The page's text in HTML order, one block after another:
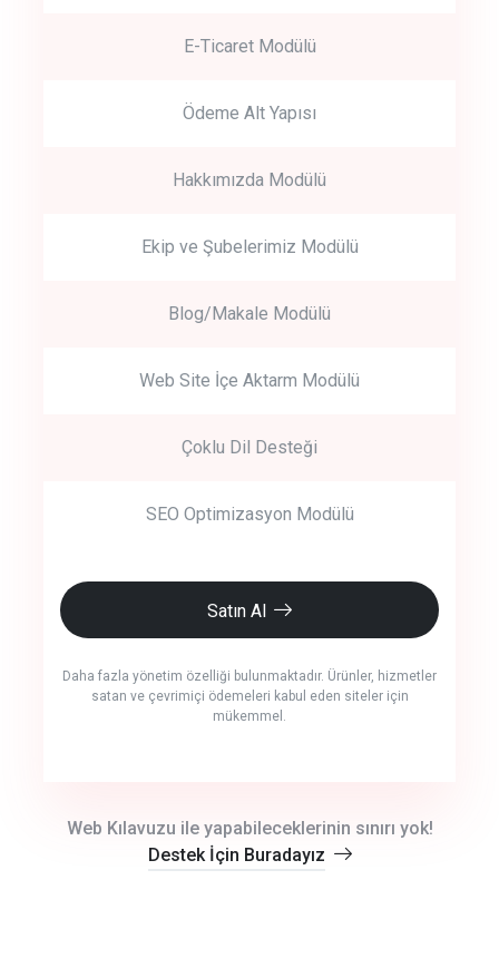
E-Ticaret Modülü
Ödeme Alt Yapısı
Hakkımızda Modülü
Ekip ve Şubelerimiz Modülü
Blog/Makale Modülü
Web Site İçe Aktarm Modülü
Çoklu Dil Desteği
SEO Optimizasyon Modülü
Satın Al
Daha fazla yönetim özelliği bulunmaktadır. Ürünler, hizmetler
satan ve çevrimiçi ödemeleri kabul eden siteler için
mükemmel.
Web Kılavuzu ile yapabileceklerinin sınırı yok!
Destek İçin Buradayız